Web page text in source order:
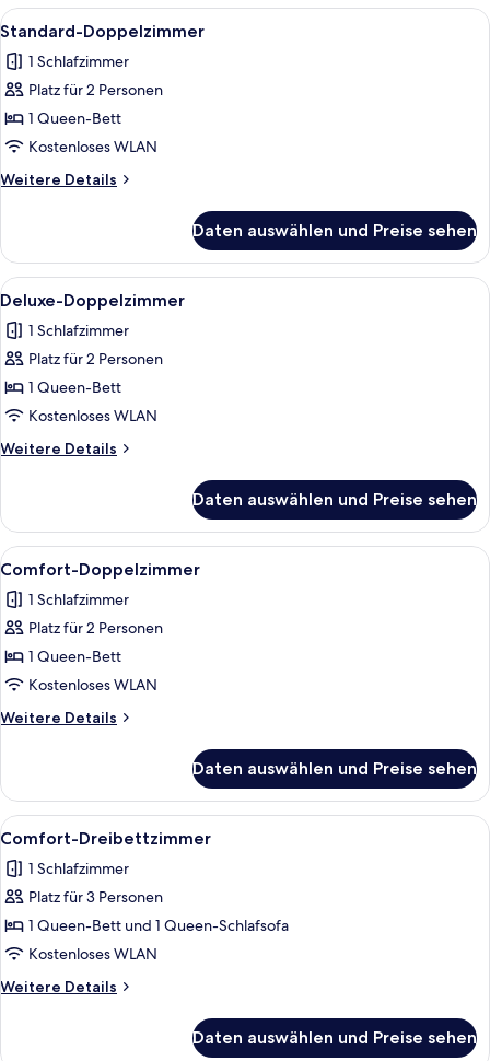
Alle
Fotos
für
Standard-
Doppelzimmer
anzeigen
Ein Hotelzimmer mit Bett,
2
Standard-Doppelzimmer
1 Schlafzimmer
Platz für 2 Personen
1 Queen-Bett
Kostenloses WLAN
Weitere Details
Weitere
Doppelzimmer
Daten auswählen und Preise sehen
Alle
Fotos
für
Deluxe-
Doppelzimmer
anzeigen
Ein modernes Hotelzimmer mit
2
Deluxe-Doppelzimmer
1 Schlafzimmer
Platz für 2 Personen
1 Queen-Bett
Kostenloses WLAN
Weitere Details
Weitere
Doppelzimmer
Daten auswählen und Preise sehen
Alle
Fotos
für
Comfort-
Doppelzimmer
anzeigen
Ein modernes Hotelzimmer mit
3
Comfort-Doppelzimmer
1 Schlafzimmer
Platz für 2 Personen
1 Queen-Bett
Kostenloses WLAN
Weitere Details
Weitere
Doppelzimmer
Daten auswählen und Preise sehen
Alle
Fotos
für
Comfort-
Dreibettzimmer
anzeigen
Ein Hotelzimmer mit einem Bett,
2
Comfort-Dreibettzimmer
1 Schlafzimmer
Platz für 3 Personen
1 Queen-Bett und 1 Queen-Schlafsofa
Kostenloses WLAN
Weitere Details
Weitere
Daten auswählen und Preise sehen